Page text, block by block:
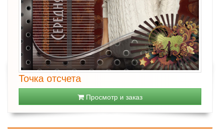
Точка отсчета
Просмотр и заказ